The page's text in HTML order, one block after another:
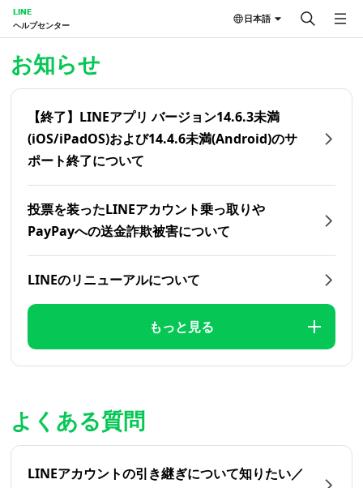
LINE
ヘルプセンター
日本語
お知らせ
【終了】LINEアプリ バージョン14.6.3未満
(iOS/iPadOS)および14.4.6未満(Android)のサ
ポート終了について
投票を装ったLINEアカウント乗っ取りや
PayPayへの送金詐欺被害について
LINEのリニューアルについて
もっと見る
よくある質問
LINEアカウントの引き継ぎについて知りたい／